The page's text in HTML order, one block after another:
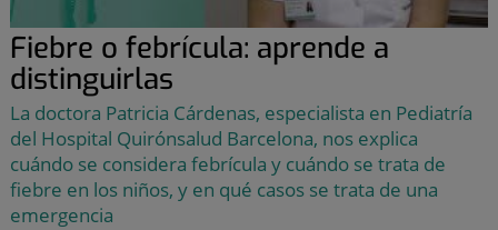
Fiebre o febrícula: aprende a
distinguirlas
La doctora Patricia Cárdenas, especialista en Pediatría
del Hospital Quirónsalud Barcelona, nos explica
cuándo se considera febrícula y cuándo se trata de
fiebre en los niños, y en qué casos se trata de una
emergencia